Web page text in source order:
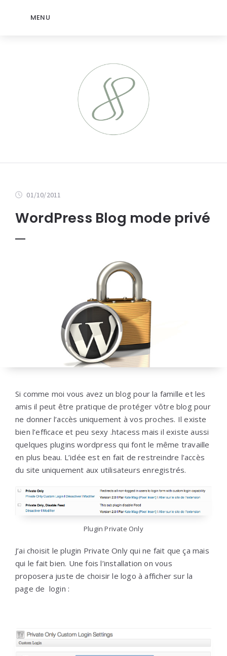
MENU
01/10/2011
WordPress Blog mode privé
Si comme moi vous avez un blog pour la famille et les
amis il peut être pratique de protéger vôtre blog pour
ne donner l’accès uniquement à vos proches. Il existe
bien l’efficace et peu sexy .htacess mais il existe aussi
quelques plugins wordpress qui font le même travaille
en plus beau. L’idée est en fait de restreindre l’accès
du site uniquement aux utilisateurs enregistrés.
Plugin Private Only
J’ai choisit le plugin Private Only qui ne fait que ça mais
qui le fait bien. Une fois l’installation on vous
proposera juste de choisir le logo à afficher sur la
page de login :